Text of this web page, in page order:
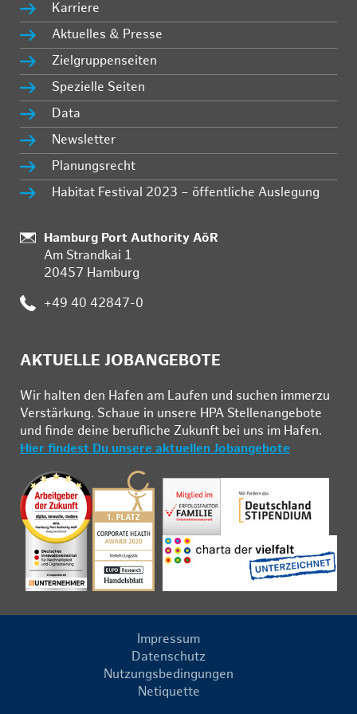
Karriere
Aktuelles & Presse
Zielgruppenseiten
Spezielle Seiten
Data
Newsletter
Planungsrecht
Habitat Festival 2023 – öffentliche Auslegung
Standort:
Hamburg Port Authority AöR
Am Strandkai 1
20457 Hamburg
Telefon:
+49 40 42847-0
AKTUELLE JOBANGEBOTE
Wir hal­ten den Ha­fen am Lau­fen und su­chen im­mer­zu
Ver­stär­kung. Schau­e in un­se­re HPA Stel­len­an­ge­bo­te
und fin­de deine be­ruf­li­che Zu­kunft bei uns im Ha­fen.
Hier findest Du unsere aktuellen Jobangebote
Impressum
Datenschutz
Nutzungsbedingungen
Netiquette